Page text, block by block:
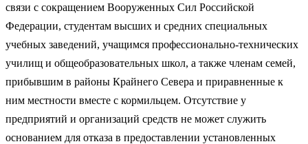
связи с сокращением Вооруженных Сил Российской
Федерации, студентам высших и средних специальных
учебных заведений, учащимся профессионально-технических
училищ и общеобразовательных школ, а также членам семей,
прибывшим в районы Крайнего Севера и приравненные к
ним местности вместе с кормильцем. Отсутствие у
предприятий и организаций средств не может служить
основанием для отказа в предоставлении установленных